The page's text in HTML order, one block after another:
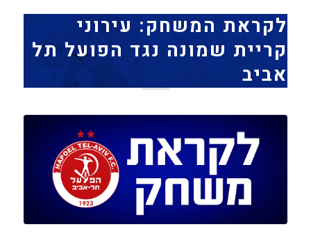
לקראת המשחק: עירוני
קריית שמונה נגד הפועל תל
אביב